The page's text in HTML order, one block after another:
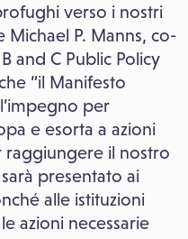
verso i nostri
Michael P. Manns, co-
and C Public Policy
“il Manifesto
per
e esorta a azioni
raggiungere il nostro
presentato ai
alle istituzioni
azioni necessarie